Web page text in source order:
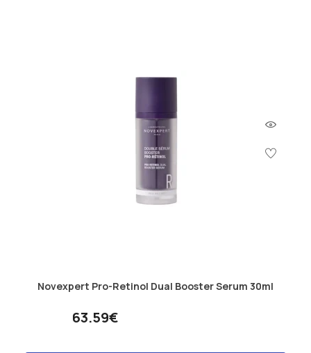
Novexpert Pro-Retinol Dual Booster Serum 30ml
63.59€